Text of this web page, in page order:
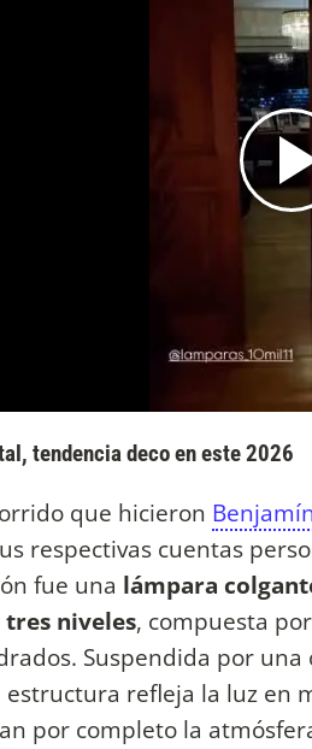
tendencia deco en este 2026
que hicieron
respectivas cuentas
fue una lámpara
niveles, compuesta
Suspendida por
refleja la luz en
por completo la